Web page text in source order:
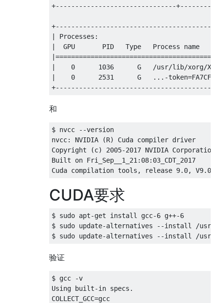
+-------------------------------
| Processes:
|  GPU       PID   Type   Process
|    0      1036      G   /usr/lib/xorg/
|    0      2531      G   ...-
和
$ nvcc --version
nvcc: NVIDIA (R) Cuda compiler driver
Copyright (c) 2005-2017 NVIDIA Corporation
Built on Fri_Sep__1_21:08:03_CDT_2017
CUDA要求
$ sudo apt-get install gcc-6 g++-6
$ sudo update-alternatives --install /usr/
验证
$ gcc -v
Using built-in specs.
COLLECT_GCC=gcc